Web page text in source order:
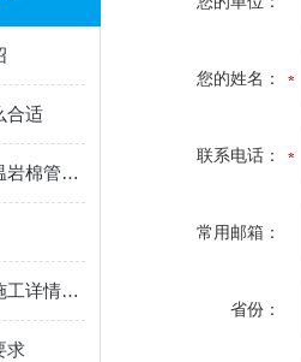
合适
内蒙古呼和消防管道保温岩棉管铝皮施工
罐体外包铝板橡塑保温施工详情介绍
求
您的姓名：
联系电话：
常用邮箱：
省份：